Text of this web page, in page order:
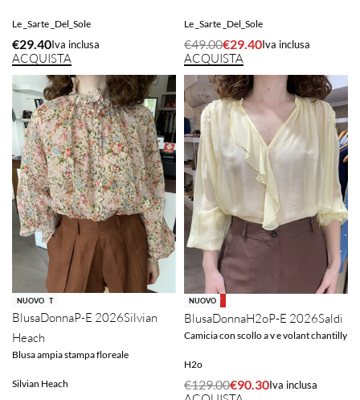
Le _Sarte _Del_Sole
€29.40Iva inclusa
ACQUISTA
Le _Sarte _Del_Sole
€49.00€29.40Iva inclusa
ACQUISTA
SOLD OUT
NUOVO
BlusaDonnaP-E 2026Silvian
Heach
Blusa ampia stampa floreale
Silvian Heach
-30% OFF
NUOVO
BlusaDonnaH2oP-E 2026Saldi
Camicia con scollo a v e volant chantilly
H2o
€129.00€90.30Iva inclusa